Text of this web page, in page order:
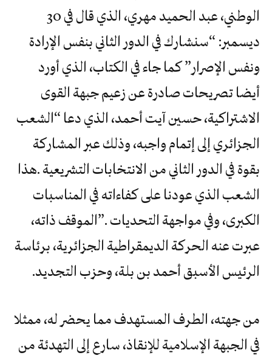
الوطني، عبد الحميد مهري، الذي قال في 30
ديسمبر: “سنشارك في الدور الثاني بنفس الإرادة
ونفس الإصرار” كما جاء في الكتاب، الذي أورد
أيضا تصريحات صادرة عن زعيم جبهة القوى
الاشتراكية، حسين آيت أحمد، الذي دعا “الشعب
الجزائري إلى إتمام واجبه، وذلك عبر المشاركة
‬الرئيس‭ ‬الأسبق‭ ‬أحمد‭ ‬بن‭ ‬بلة،‭ ‬وحزب‭ ‬التجديد.
من جهته، الطرف المستهدف مما يحضر له، ممثلا
في الجبهة الإسلامية للإنقاذ، سارع إلى التهدئة من